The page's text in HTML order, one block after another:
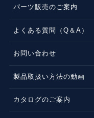
パーツ販売のご案内
よくある質問（Q＆A）
お問い合わせ
製品取扱い方法の動画
カタログのご案内